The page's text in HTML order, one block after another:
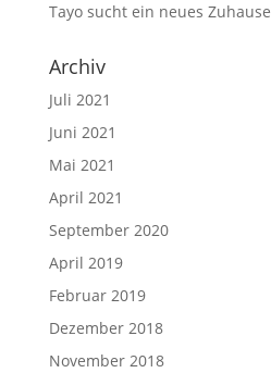
Tayo sucht ein neues Zuhause
Archiv
Juli 2021
Juni 2021
Mai 2021
April 2021
September 2020
April 2019
Februar 2019
Dezember 2018
November 2018